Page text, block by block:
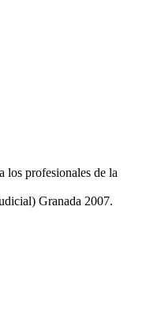
profesionales de la
Granada 2007.